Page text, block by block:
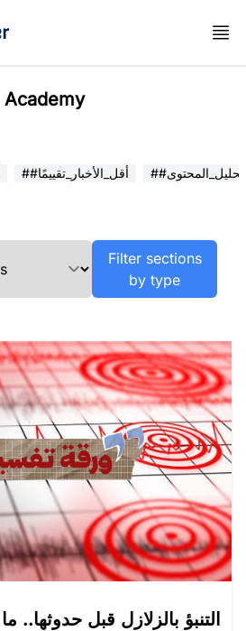
Academy
##أقل_الأخبار_تقييمًا ##تحليل_المحتوى
Filter sections
by type
التنبؤ بالزلازل قبل حدوثها..